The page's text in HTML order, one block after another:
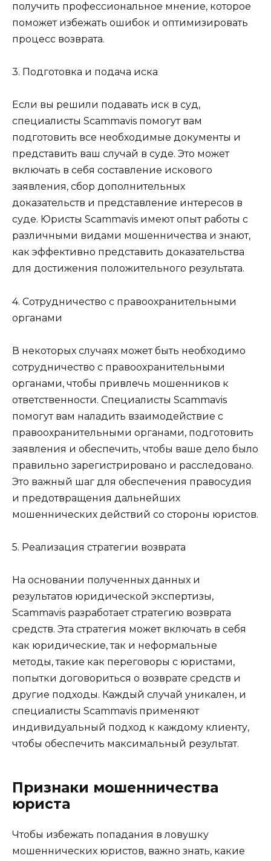
получить профессиональное мнение, которое
поможет избежать ошибок и оптимизировать
процесс возврата.
3. Подготовка и подача иска
Если вы решили подавать иск в суд,
специалисты Scammavis помогут вам
подготовить все необходимые документы и
представить ваш случай в суде. Это может
включать в себя составление искового
заявления, сбор дополнительных
доказательств и представление интересов в
суде. Юристы Scammavis имеют опыт работы с
различными видами мошенничества и знают,
как эффективно представить доказательства
для достижения положительного результата.
4. Сотрудничество с правоохранительными
органами
В некоторых случаях может быть необходимо
сотрудничество с правоохранительными
органами, чтобы привлечь мошенников к
ответственности. Специалисты Scammavis
помогут вам наладить взаимодействие с
правоохранительными органами, подготовить
заявления и обеспечить, чтобы ваше дело было
правильно зарегистрировано и расследовано.
Это важный шаг для обеспечения правосудия
и предотвращения дальнейших
мошеннических действий со стороны юристов.
5. Реализация стратегии возврата
На основании полученных данных и
результатов юридической экспертизы,
Scammavis разработает стратегию возврата
средств. Эта стратегия может включать в себя
как юридические, так и неформальные
методы, такие как переговоры с юристами,
попытки договориться о возврате средств и
другие подходы. Каждый случай уникален, и
специалисты Scammavis применяют
индивидуальный подход к каждому клиенту,
чтобы обеспечить максимальный результат.
Признаки мошенничества
юриста
Чтобы избежать попадания в ловушку
мошеннических юристов, важно знать, какие